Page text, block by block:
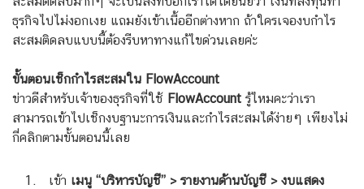
ธุรกิจไปไม่งอกเงย แถมยังเข้าเนื้ออีกต่างหาก ถ้าใครเจองบกำไร
สะสมติดลบแบบนี้ต้องรีบหาทางแก้ไขด่วนเลยค่ะ
ขั้นตอนเช็กกำไรสะสมใน FlowAccount
ข่าวดีสำหรับเจ้าของธุรกิจที่ใช้ FlowAccount รู้ไหมคะว่าเรา
สามารถเข้าไปเช็กงบฐานะการเงินและกำไรสะสมได้ง่ายๆ เพียงไม่
กี่คลิกตามขั้นตอนนี้เลย
เข้า เมนู “บริหารบัญชี” > รายงานด้านบัญชี > งบแสดง